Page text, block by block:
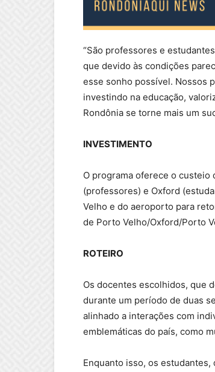
“São professores e
que devido às condições
esse sonho possível. Nossos
investindo na educação,
Rondônia se torne mais um
INVESTIMENTO
O programa oferece o custeio
(professores) e Oxford
Velho e do aeroporto para
de Porto Velho/Oxford/Porto
ROTEIRO
Os docentes escolhidos, que
durante um período de duas
alinhado a interações com
emblemáticas do país, como
Enquanto isso, os